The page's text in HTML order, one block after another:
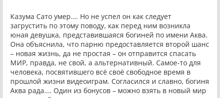
Казума Сато умер…. Но не успел он как следует
загрустить по этому поводу, как перед ним возникла
юная девушка, представившаяся богиней по имени Аква.
Она объяснила, что парню предоставляется второй шанс
– новая жизнь, да не простая – он отправится спасать
МИР, правда, не свой, а альтернативный. Самое-то для
человека, посвятившего всё своё свободное время в
прошлой жизни видеоиграм. Согласился и славно, богиня
Аква рада.… Один из бонусов – можно взять в новый мир